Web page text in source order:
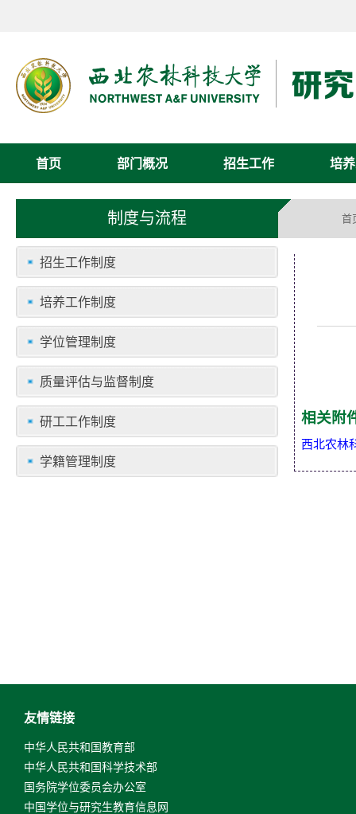
首页 部门概况 招生工作 培
制度与流程 首
招生工作制度
培养工作制度
学位管理制度
质量评估与监督制度
研工工作制度
学籍管理制度
相关附
西北农林
友情链接
中华人民共和国教育部
中华人民共和国科学技术部
国务院学位委员会办公室
中国学位与研究生教育信息网